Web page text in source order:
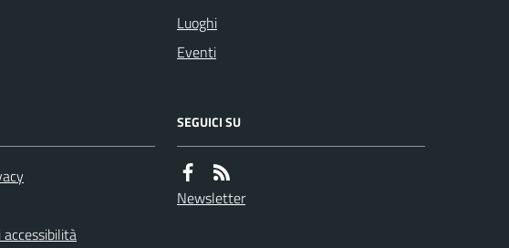
Luoghi
Eventi
accessibilità
SEGUICI SU
Newsletter